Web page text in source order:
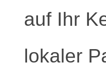
auf Ihr
lokaler